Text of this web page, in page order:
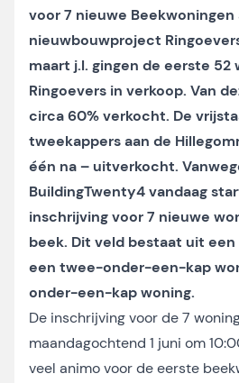
voor 7 nieuwe
nieuwbouwproject
maart j.l. gingen de eerste 52
Ringoevers in verkoop. Van
circa 60% verkocht. De
tweekappers aan de
één na – uitverkocht.
BuildingTwenty4 vandaag
inschrijving voor 7 nieuwe
beek. Dit veld bestaat uit
een twee-onder-een-kap
onder-een-kap woning.
De inschrijving voor de 7
maandagochtend 1 juni om
veel animo voor de eerste